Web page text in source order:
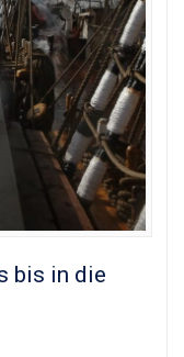
bis in die